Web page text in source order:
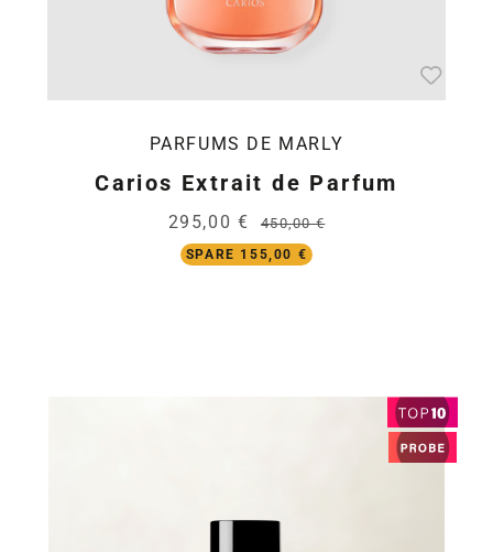
PARFUMS DE MARLY
Carios Extrait de Parfum
295,00 € 450,00 €
SPARE 155,00 €